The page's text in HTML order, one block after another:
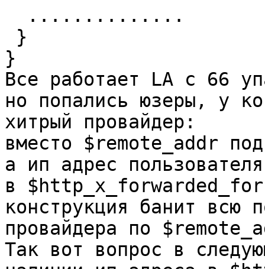
}
Все работает LA с 66
но попались юзеры, у
хитрый провайдер:
вместо $remote_addr
а ип адрес
в
конструкция банит всю
провайдера по
Так вот вопрос в